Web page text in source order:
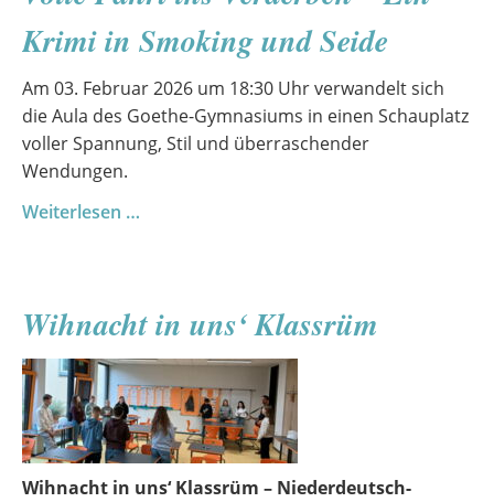
Krimi in Smoking und Seide
Am 03. Februar 2026 um 18:30 Uhr verwandelt sich
die Aula des Goethe-Gymnasiums in einen Schauplatz
voller Spannung, Stil und überraschender
Wendungen.
Weiterlesen …
–
Krimi
in
Smoking
und
Seide
Wihnacht in uns‘ Klassrüm
Wihnacht in uns‘ Klassrüm – Niederdeutsch-